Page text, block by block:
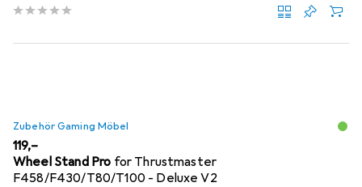
Zubehör Gaming Möbel
EUR
119,–
Wheel Stand Pro for Thrustmaster
F458/F430/T80/T100 - Deluxe V2